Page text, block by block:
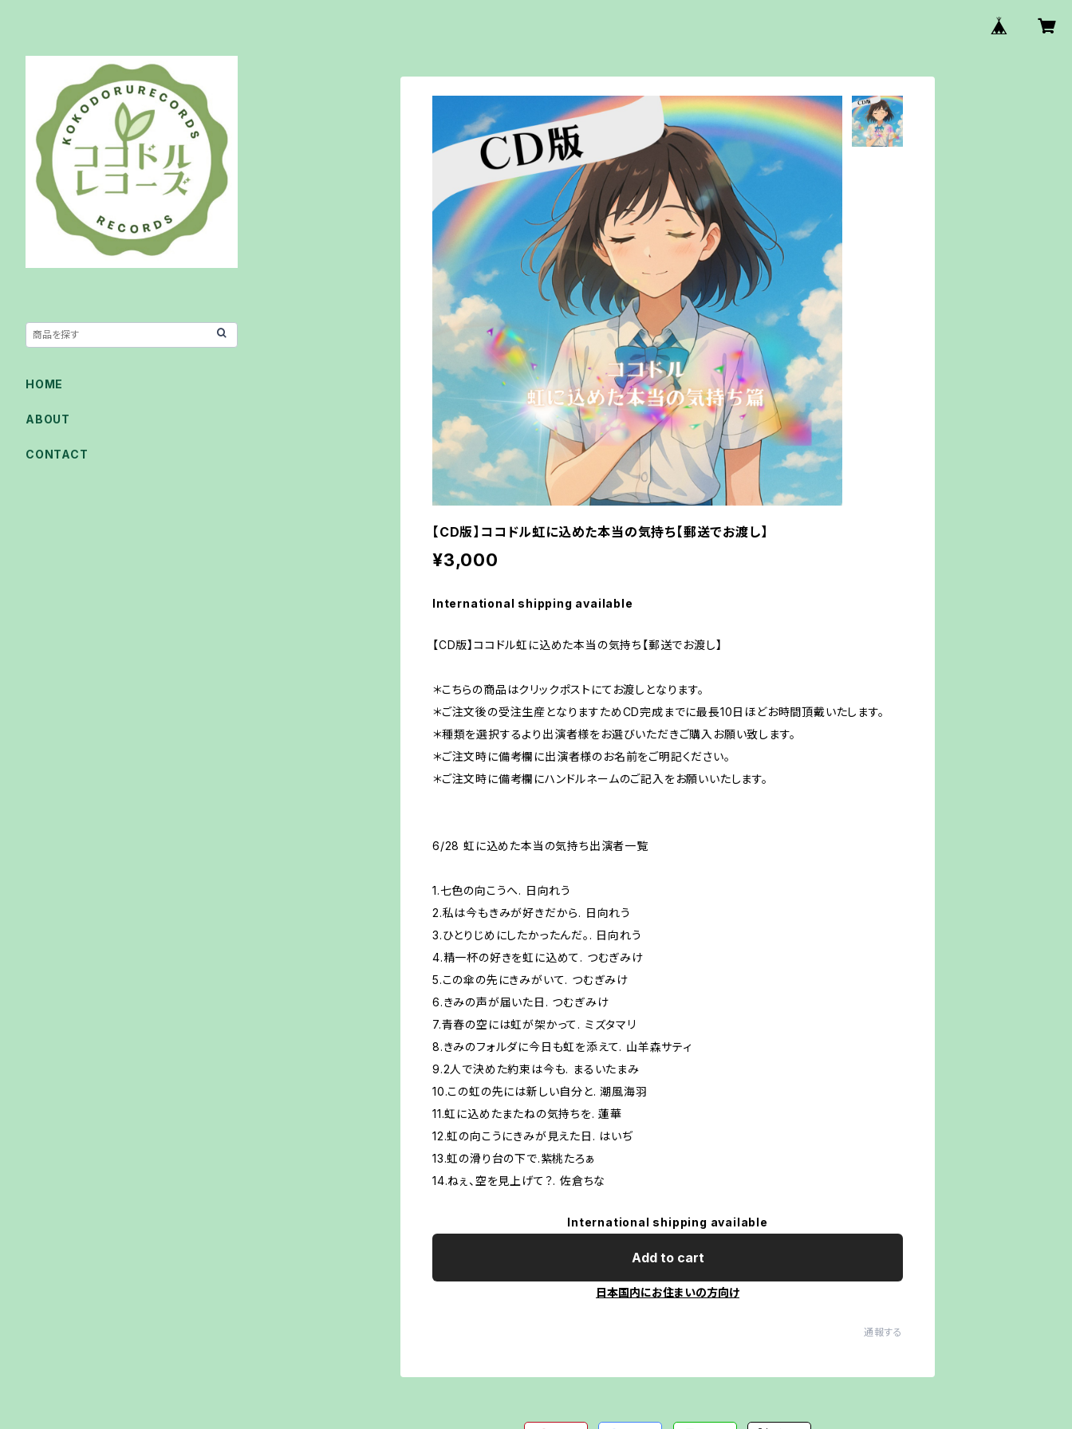
【CD版】ココドル虹に込めた本当の気持ち【郵送でお渡し】
¥3,000
International shipping available
【CD版】ココドル虹に込めた本当の気持ち【郵送でお渡し】
＊こちらの商品はクリックポストにてお渡しとなります。
＊ご注文後の受注生産となりますためCD完成までに最長10日ほどお時間頂戴いたします。
＊種類を選択するより出演者様をお選びいただきご購入お願い致します。
＊ご注文時に備考欄に出演者様のお名前をご明記ください。
＊ご注文時に備考欄にハンドルネームのご記入をお願いいたします。
6/28 虹に込めた本当の気持ち出演者一覧
1.七色の向こうへ. 日向れう
2.私は今もきみが好きだから. 日向れう
3.ひとりじめにしたかったんだ。. 日向れう
4.精一杯の好きを虹に込めて. つむぎみけ
5.この傘の先にきみがいて. つむぎみけ
6.きみの声が届いた日. つむぎみけ
7.青春の空には虹が架かって. ミズタマリ
8.きみのフォルダに今日も虹を添えて. 山羊森サティ
9.2人で決めた約束は今も. まるいたまみ
10.この虹の先には新しい自分と. 潮風海羽
11.虹に込めたまたねの気持ちを. 蓮華
12.虹の向こうにきみが見えた日. はいぢ
13.虹の滑り台の下で.紫桃たろぁ
14.ねぇ、空を見上げて？. 佐倉ちな
International shipping available
Add to cart
日本国内にお住まいの方向け
通報する
HOME
ABOUT
CONTACT